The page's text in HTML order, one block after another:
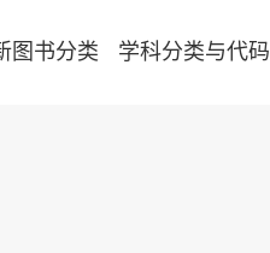
图书分类 学科分类与代码